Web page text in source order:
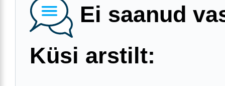
Ei saanud
Küsi arstilt: